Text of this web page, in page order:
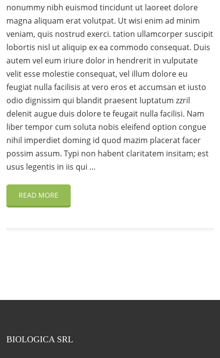
nonummy nibh euismod tincidunt ut laoreet dolore
magna aliquam erat volutpat. Ut wisi enim ad minim
veniam, quis nostrud exerci. tation ullamcorper suscipit
lobortis nisl ut aliquip ex ea commodo consequat. Duis
autem vel eum iriure dolor in hendrerit in vulputate
velit esse molestie consequat, vel illum dolore eu
feugiat nulla facilisis at vero eros et accumsan et iusto
odio dignissim qui blandit praesent luptatum zzril
delenit augue duis dolore te feugait nulla facilisi. Nam
liber tempor cum soluta nobis eleifend option congue
nihil imperdiet doming id quod mazim placerat facer
possim assum. Typi non habent claritatem insitam; est
usus legentis in iis qui …
READ MORE
BIOLOGICA SRL